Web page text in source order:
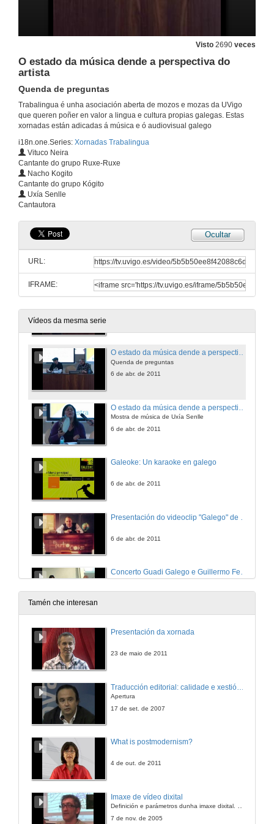
Visto 2690 veces
O estado da música dende a perspectiva do
artista
Quenda de preguntas
Trabalingua é unha asociación aberta de mozos e mozas da UVigo
que queren poñer en valor a lingua e cultura propias galegas. Estas
xornadas están adicadas á música e ó audiovisual galego
i18n.one.Series: Xornadas Trabalingua
Vituco Neira
Cantante do grupo Ruxe-Ruxe
Nacho Kogito
Cantante do grupo Kógito
Uxía Senlle
Cantautora
Ocultar
URL:
IFRAME:
Vídeos da mesma serie
Intervención Alfonso Blanco
O estado da música dende a perspectiva do artista
Presentación dos ponentes
6 de abr. de 2011
O estado da música dende a perspectiva do artista
O estado da música dende a perspectiva do artista
Quenda de preguntas
6 de abr. de 2011
Mostra de música de Uxía Senlle
6 de abr. de 2011
Galeoke: Un karaoke en galego
6 de abr. de 2011
6 de abr. de 2011
Concerto Guadi Galego e Guillermo Fernández
6 de abr. de 2011
Obradoiro de Regueifa
Obradoiro de Rap
Presentación dos ponentes
Conclusions sobre o audiovisual galego
Intervención "Pico" Oliveira
Tamén che interesan
Presentación da xornada
23 de maio de 2011
Apertura
17 de set. de 2007
What is postmodernism?
4 de out. de 2011
Imaxe de vídeo dixital
Definición e parámetros dunha imaxe dixital. Resolución e Aspecto. Profundidade da cor. Compresión. Frame por segundo. Entrelazado. Campos, cadros
7 de nov. de 2005